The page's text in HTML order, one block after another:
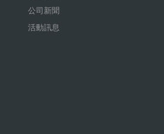
公司新聞
活動訊息